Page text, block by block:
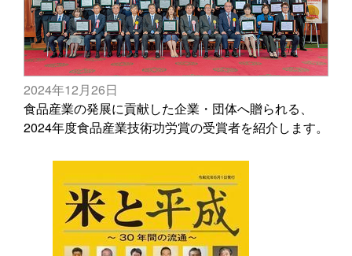
2024年12月26日
食品産業の発展に貢献した企業・団体へ贈られる、
2024年度食品産業技術功労賞の受賞者を紹介します。